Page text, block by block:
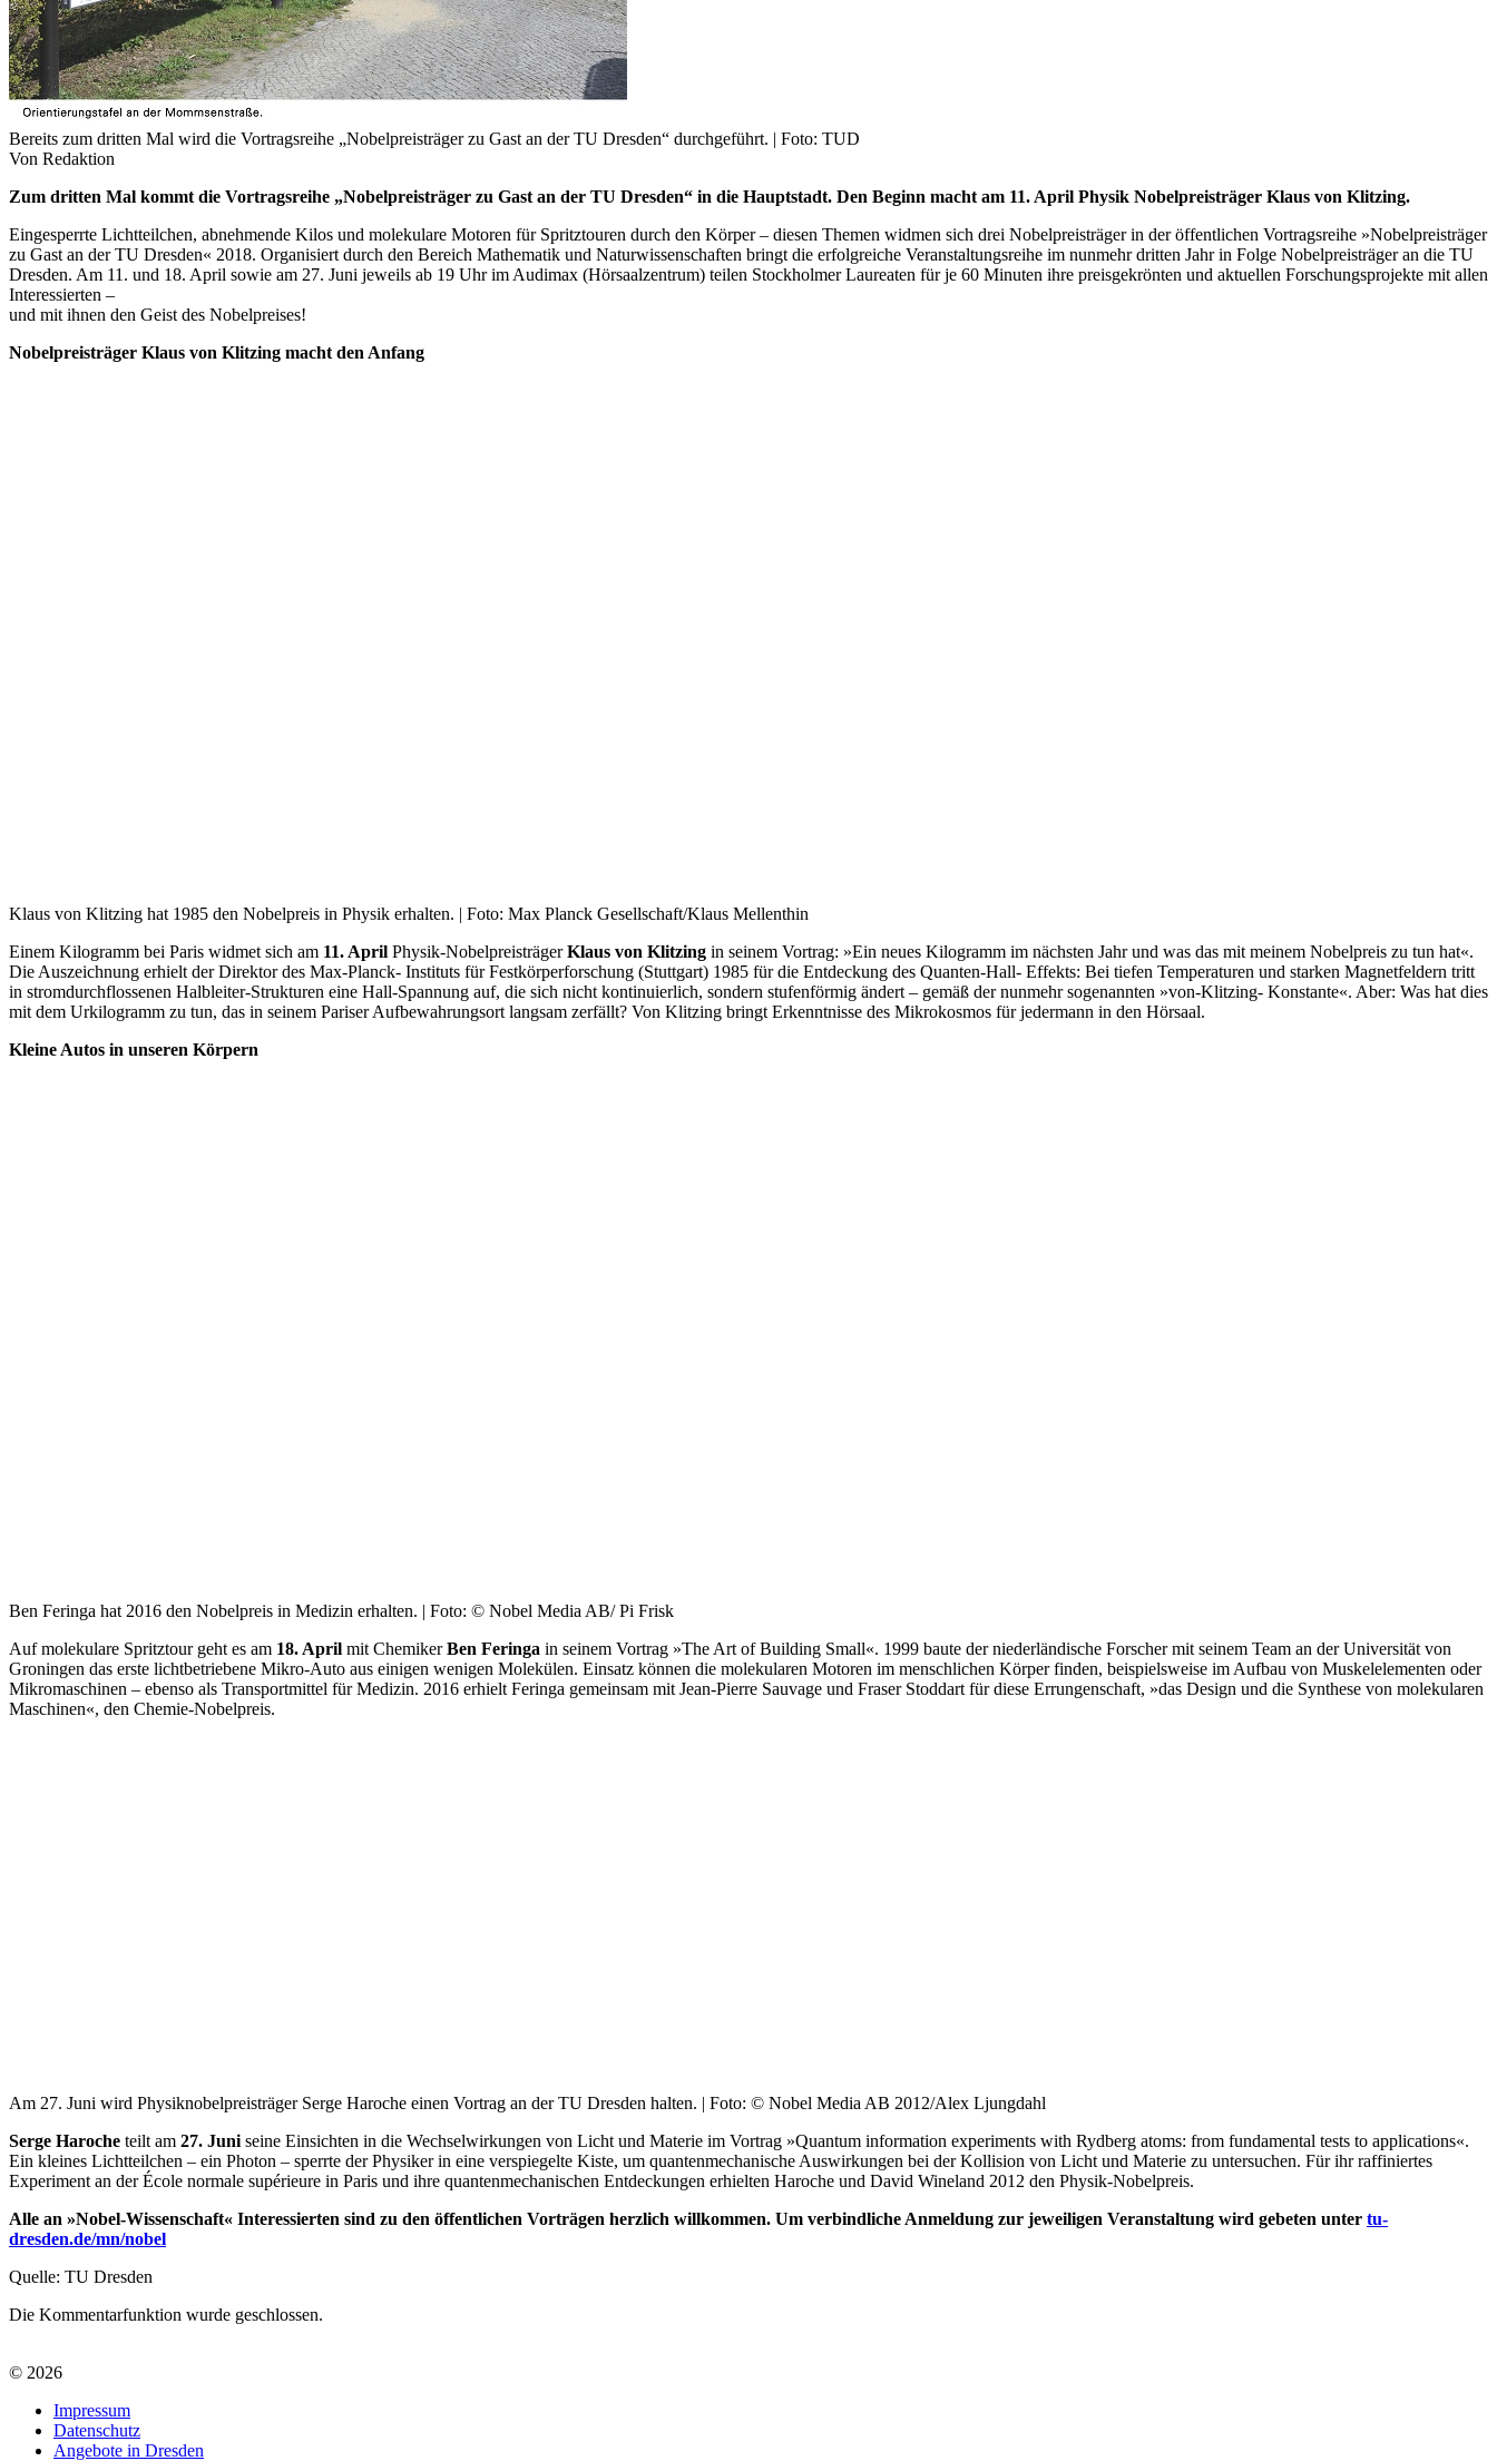
Bereits zum dritten Mal wird die Vortragsreihe „Nobelpreisträger zu Gast an der TU Dresden“ durchgeführt. | Foto: TUD
Von Redaktion
Zum dritten Mal kommt die Vortragsreihe „Nobelpreisträger zu Gast an der TU Dresden“ in die Hauptstadt. Den Beginn macht am 11. April Physik Nobelpreisträger Klaus von Klitzing.
Eingesperrte Lichtteilchen, abnehmende Kilos und molekulare Motoren für Spritztouren durch den Körper – diesen Themen widmen sich drei Nobelpreisträger in der öffentlichen Vortragsreihe »Nobelpreisträger
zu Gast an der TU Dresden« 2018. Organisiert durch den Bereich Mathematik und Naturwissenschaften bringt die erfolgreiche Veranstaltungsreihe im nunmehr dritten Jahr in Folge Nobelpreisträger an die TU
Dresden. Am 11. und 18. April sowie am 27. Juni jeweils ab 19 Uhr im Audimax (Hörsaalzentrum) teilen Stockholmer Laureaten für je 60 Minuten ihre preisgekrönten und aktuellen Forschungsprojekte mit allen
Interessierten –
und mit ihnen den Geist des Nobelpreises!
Nobelpreisträger Klaus von Klitzing macht den Anfang
Klaus von Klitzing hat 1985 den Nobelpreis in Physik erhalten. | Foto: Max Planck Gesellschaft/Klaus Mellenthin
Einem Kilogramm bei Paris widmet sich am 11. April Physik-NobelpreisträgerKlaus von Klitzing in seinem Vortrag: »Ein neues Kilogramm im nächsten Jahr und was das mit meinem Nobelpreis zu tun hat«.
Die Auszeichnung erhielt der Direktor des Max-Planck- Instituts für Festkörperforschung (Stuttgart) 1985 für die Entdeckung des Quanten-Hall- Effekts: Bei tiefen Temperaturen und starken Magnetfeldern tritt
in stromdurchflossenen Halbleiter-Strukturen eine Hall-Spannung auf, die sich nicht kontinuierlich, sondern stufenförmig ändert – gemäß der nunmehr sogenannten »von-Klitzing- Konstante«. Aber: Was hat dies
mit dem Urkilogramm zu tun, das in seinem Pariser Aufbewahrungsort langsam zerfällt? Von Klitzing bringt Erkenntnisse des Mikrokosmos für jedermann in den Hörsaal.
Kleine Autos in unseren Körpern
Ben Feringa hat 2016 den Nobelpreis in Medizin erhalten. | Foto: © Nobel Media AB/ Pi Frisk
Auf molekulare Spritztour geht es am 18. April mit ChemikerBen Feringa in seinem Vortrag »The Art of Building Small«. 1999 baute der niederländische Forscher mit seinem Team an der Universität von
Groningen das erste lichtbetriebene Mikro-Auto aus einigen wenigen Molekülen. Einsatz können die molekularen Motoren im menschlichen Körper finden, beispielsweise im Aufbau von Muskelelementen oder
Mikromaschinen – ebenso als Transportmittel für Medizin. 2016 erhielt Feringa gemeinsam mit Jean-Pierre Sauvage und Fraser Stoddart für diese Errungenschaft, »das Design und die Synthese von molekularen
Maschinen«, den Chemie-Nobelpreis.
Am 27. Juni wird Physiknobelpreisträger Serge Haroche einen Vortrag an der TU Dresden halten. | Foto: © Nobel Media AB 2012/Alex Ljungdahl
Serge Haroche teilt am 27. Juni seine Einsichten in die Wechselwirkungen von Licht und Materie im Vortrag »Quantum information experiments with Rydberg atoms: from fundamental tests to applications«.
Ein kleines Lichtteilchen – ein Photon – sperrte der Physiker in eine verspiegelte Kiste, um quantenmechanische Auswirkungen bei der Kollision von Licht und Materie zu untersuchen. Für ihr raffiniertes
Experiment an der École normale supérieure in Paris und ihre quantenmechanischen Entdeckungen erhielten Haroche und David Wineland 2012 den Physik-Nobelpreis.
Alle an »Nobel-Wissenschaft« Interessierten sind zu den öffentlichen Vorträgen herzlich willkommen. Um verbindliche Anmeldung zur jeweiligen Veranstaltung wird gebeten unter tu-
dresden.de/mn/nobel
Quelle: TU Dresden
Die Kommentarfunktion wurde geschlossen.
© 2026
Impressum
Datenschutz
Angebote in Dresden